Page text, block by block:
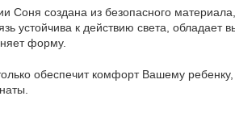
Соня создана из безопасного
устойчива к действию света, обладает
форму.
обеспечит комфорт Вашему